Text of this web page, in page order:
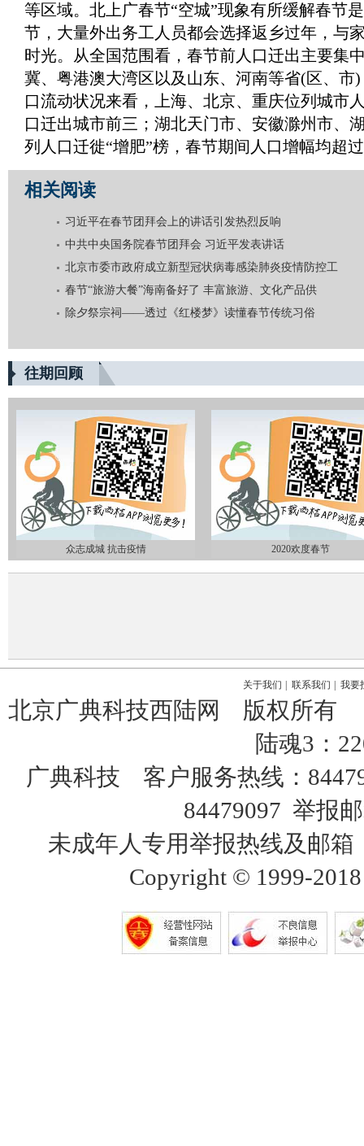
等区域。北上广春节“空城”现象有所缓解春节
节，大量外出务工人员都会选择返乡过年，与
时光。从全国范围看，春节前人口迁出主要集
冀、粤港澳大湾区以及山东、河南等省(区、市
口流动状况来看，上海、北京、重庆位列城市
口迁出城市前三；湖北天门市、安徽滁州市、
列人口迁徙“增肥”榜，春节期间人口增幅均超
相关阅读
习近平在春节团拜会上的讲话引发热烈反响
中共中央国务院春节团拜会 习近平发表讲话
北京市委市政府成立新型冠状病毒感染肺炎疫情防控工
春节“旅游大餐”海南备好了 丰富旅游、文化产品供
除夕祭宗祠——透过《红楼梦》读懂春节传统习俗
往期回顾
众志成城 抗击疫情 2020欢度春节
关于我们 联系我们 我要
北京广典科技西陆网 版权所有
陆魂3：
广典科技 客户服务热线：
84479097 举报
未成年人专用举报热线及邮
Copyright © 1999-